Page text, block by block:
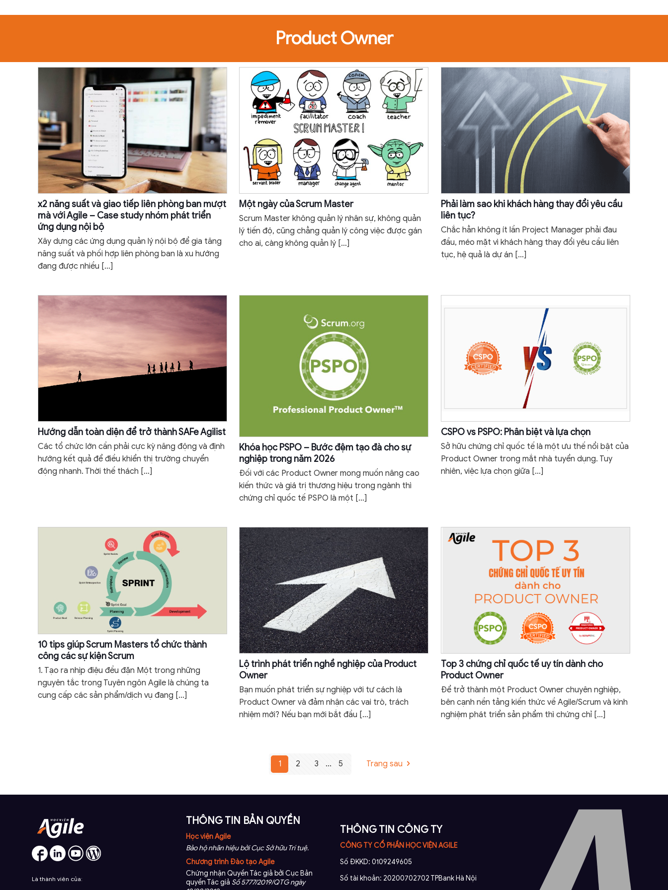
Product Owner
x2 năng suất và giao tiếp liên phòng ban mượt
mà với Agile – Case study nhóm phát triển
ứng dụng nội bộ
Xây dựng các ứng dụng quản lý nội bộ để gia tăng
năng suất và phối hợp liên phòng ban là xu hướng
đang được nhiều […]
Một ngày của Scrum Master
Scrum Master không quản lý nhân sự, không quản
lý tiến độ, cũng chẳng quản lý công việc được gán
cho ai, càng không quản lý […]
Phải làm sao khi khách hàng thay đổi yêu cầu
liên tục?
Chắc hẳn không ít lần Project Manager phải đau
đầu, méo mặt vì khách hàng thay đổi yêu cầu liên
tục, hệ quả là dự án […]
Hướng dẫn toàn diện để trở thành SAFe Agilist
Các tổ chức lớn cần phải cực kỳ năng động và định
hướng kết quả để điều khiển thị trường chuyển
động nhanh. Thời thế thách […]
Khóa học PSPO – Bước đệm tạo đà cho sự
nghiệp trong năm 2026
Đối với các Product Owner mong muốn nâng cao
kiến ​​thức và giá trị thương hiệu trong ngành thì
chứng chỉ quốc tế PSPO là một […]
CSPO vs PSPO: Phân biệt và lựa chọn
Sở hữu chứng chỉ quốc tế là một ưu thế nổi bật của
Product Owner trong mắt nhà tuyển dụng. Tuy
nhiên, việc lựa chọn giữa […]
10 tips giúp Scrum Masters tổ chức thành
công các sự kiện Scrum
1. Tạo ra nhịp điệu đều đặn Một trong những
nguyên tắc trong Tuyên ngôn Agile là chúng ta
cung cấp các sản phẩm/dịch vụ đang […]
Lộ trình phát triển nghề nghiệp của Product
Owner
Bạn muốn phát triển sự nghiệp với tư cách là
Product Owner và đảm nhận các vai trò, trách
nhiệm mới? Nếu bạn mới bắt đầu […]
Top 3 chứng chỉ quốc tế uy tín dành cho
Product Owner
Để trở thành một Product Owner chuyên nghiệp,
bên cạnh nền tảng kiến thức về Agile/Scrum và kinh
nghiệm phát triển sản phẩm thì chứng chỉ[…]
1 2 3 ... 5 Trang sau
Là thành viên của:
THÔNG TIN BẢN QUYỀN
Học viện Agile
Bảo hộ nhãn hiệu bởi Cục Sở hữu Trí tuệ.
Chương trình Đào tạo Agile
Chứng nhận Quyền Tác giả bởi Cục Bản
quyền Tác giả Số 5777/2019/QTG ngày
THÔNG TIN CÔNG TY
CÔNG TY CỔ PHẦN HỌC VIỆN AGILE
Số ĐKKD: 0109249605
Số tài khoản: 20200702702 TPBank Hà Nội